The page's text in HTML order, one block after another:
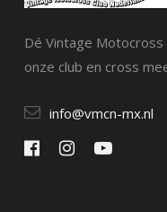
Dé Vintage Motocross
onze club en cross
info@vmcn-mx.nl